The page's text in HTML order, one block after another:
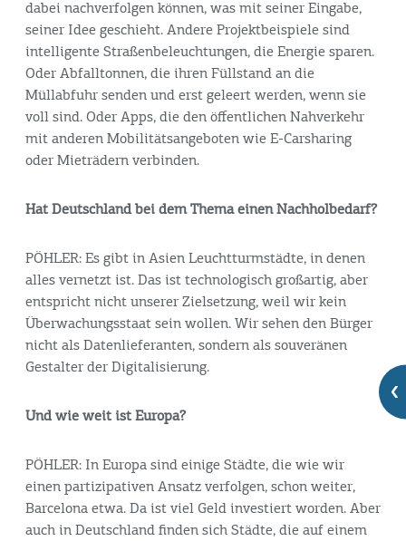
dabei nachverfolgen können, was mit seiner Eingabe,
seiner Idee geschieht. Andere Projektbeispiele sind
intelligente Straßenbeleuchtungen, die Energie sparen.
Oder Abfalltonnen, die ihren Füllstand an die
Müllabfuhr senden und erst geleert werden, wenn sie
voll sind. Oder Apps, die den öffentlichen Nahverkehr
mit anderen Mobilitätsangeboten wie E-Carsharing
oder Mieträdern verbinden.
Hat Deutschland bei dem Thema einen Nachholbedarf?
PÖHLER: Es gibt in Asien Leuchtturmstädte, in denen
alles vernetzt ist. Das ist technologisch großartig, aber
entspricht nicht unserer Zielsetzung, weil wir kein
Überwachungsstaat sein wollen. Wir sehen den Bürger
nicht als Datenlieferanten, sondern als souveränen
Gestalter der Digitalisierung.
Und wie weit ist Europa?
PÖHLER: In Europa sind einige Städte, die wie wir
einen partizipativen Ansatz verfolgen, schon weiter,
Barcelona etwa. Da ist viel Geld investiert worden. Aber
auch in Deutschland finden sich Städte, die auf einem